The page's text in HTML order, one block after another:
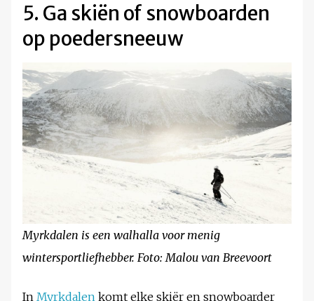
5. Ga skiën of snowboarden
op poedersneeuw
Myrkdalen is een walhalla voor menig
wintersportliefhebber. Foto: Malou van Breevoort
In Myrkdalen komt elke skiër en snowboarder